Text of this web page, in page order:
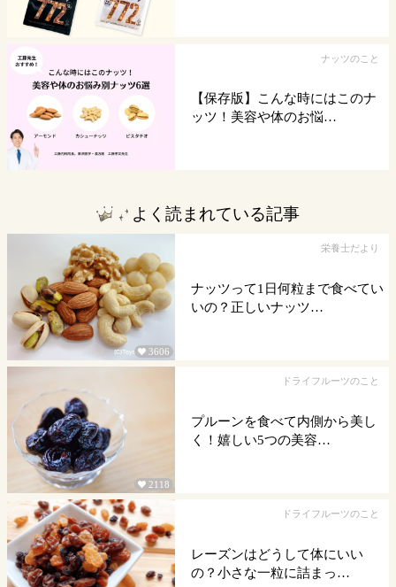
ナッツのこと
【保存版】こんな時にはこのナ
ッツ！美容や体のお悩…
よく読まれている記事
 3606
栄養士だより
ナッツって1日何粒まで食べてい
いの？正しいナッツ…
 2118
ドライフルーツのこと
プルーンを食べて内側から美し
く！嬉しい5つの美容…
ドライフルーツのこと
レーズンはどうして体にいい
の？小さな一粒に詰まっ…